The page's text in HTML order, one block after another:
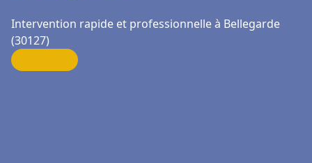
Intervention rapide et professionnelle à Bellegarde
(30127)